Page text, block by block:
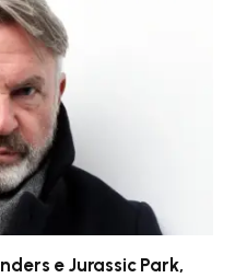
e Jurassic Park,